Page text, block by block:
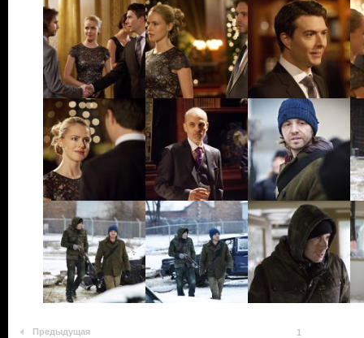
Предыдущая 1